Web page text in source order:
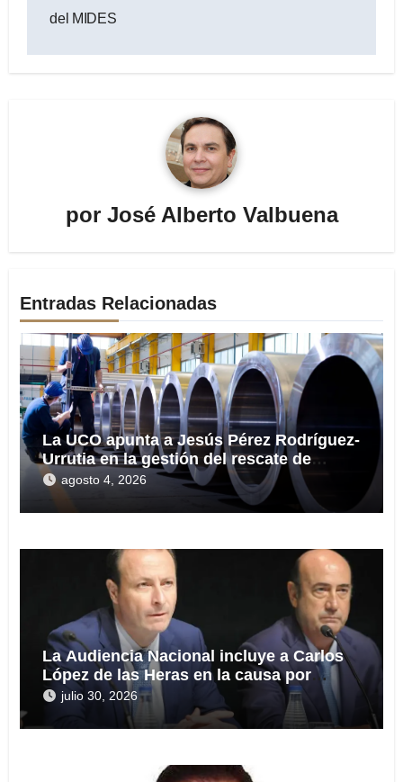
del MIDES
por José Alberto Valbuena
Entradas Relacionadas
La UCO apunta a Jesús Pérez Rodríguez-
Urrutia en la gestión del rescate de
Tubos Reunidos
agosto 4, 2026
La Audiencia Nacional incluye a Carlos
López de las Heras en la causa por
presuntas irregularidades en el rescate
de 112,8 millones a Tubos Reunidos
julio 30, 2026